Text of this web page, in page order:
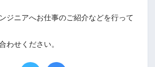
ジニアへお仕事のご紹介などを行って
わせください。